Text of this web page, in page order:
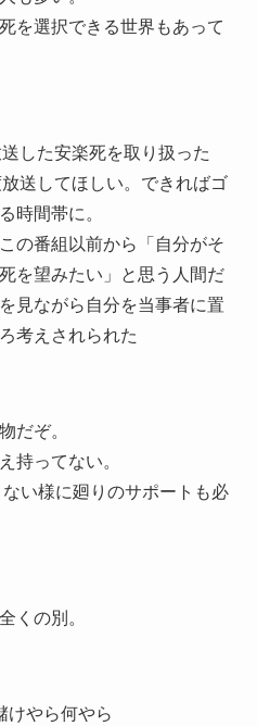
を選択できる世界もあって
した安楽死を取り扱った
送してほしい。できればゴ
時間帯に。
の番組以前から「自分がそ
を望みたい」と思う人間だ
見ながら自分を当事者に置
考えされられた
だぞ。
持ってない。
い様に廻りのサポートも必
くの別。
けやら何やら